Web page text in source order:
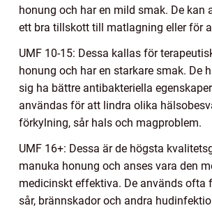
honung och har en mild smak. De kan
ett bra tillskott till matlagning eller för
UMF 10-15: Dessa kallas för
honung och har en starkare smak. De
sig ha bättre antibakteriella
användas för att lindra olika
förkylning, sår hals och magproblem.
UMF 16+: Dessa är de högsta
manuka honung och anses vara den
medicinskt effektiva. De används ofta
sår, brännskador och andra